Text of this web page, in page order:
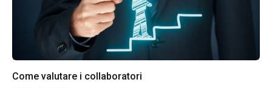
Come valutare i collaboratori